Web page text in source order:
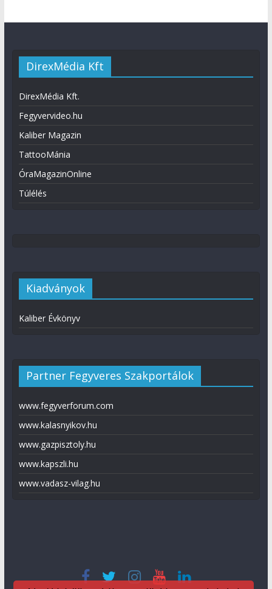
DirexMédia Kft
DirexMédia Kft.
Fegyvervideo.hu
Kaliber Magazin
TattooMánia
ÓraMagazinOnline
Túlélés
Kiadványok
Kaliber Évkönyv
Partner Fegyveres Szakportálok
www.fegyverforum.com
www.kalasnyikov.hu
www.gazpisztoly.hu
www.kapszli.hu
www.vadasz-vilag.hu